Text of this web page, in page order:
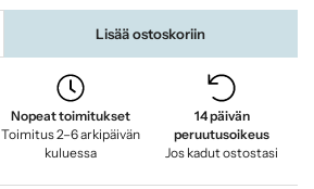
Lisää ostoskoriin
Nopeat toimitukset
Toimitus 2–6 arkipäivän
kuluessa
14 päivän
peruutusoikeus
Jos kadut ostostasi